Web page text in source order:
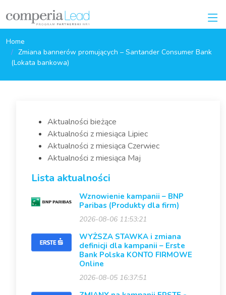
Home
Zmiana bannerów promujących – Santander Consumer Bank
(Lokata bankowa)
Aktualności bieżące
Aktualności z miesiąca Lipiec
Aktualności z miesiąca Czerwiec
Aktualności z miesiąca Maj
Lista aktualności
Wznowienie kampanii – BNP
Paribas (Produkty dla firm)
2026-08-06 11:53:21
WYŻSZA STAWKA i zmiana
definicji dla kampanii – Erste
Bank Polska KONTO FIRMOWE
Online
2026-08-05 16:37:51